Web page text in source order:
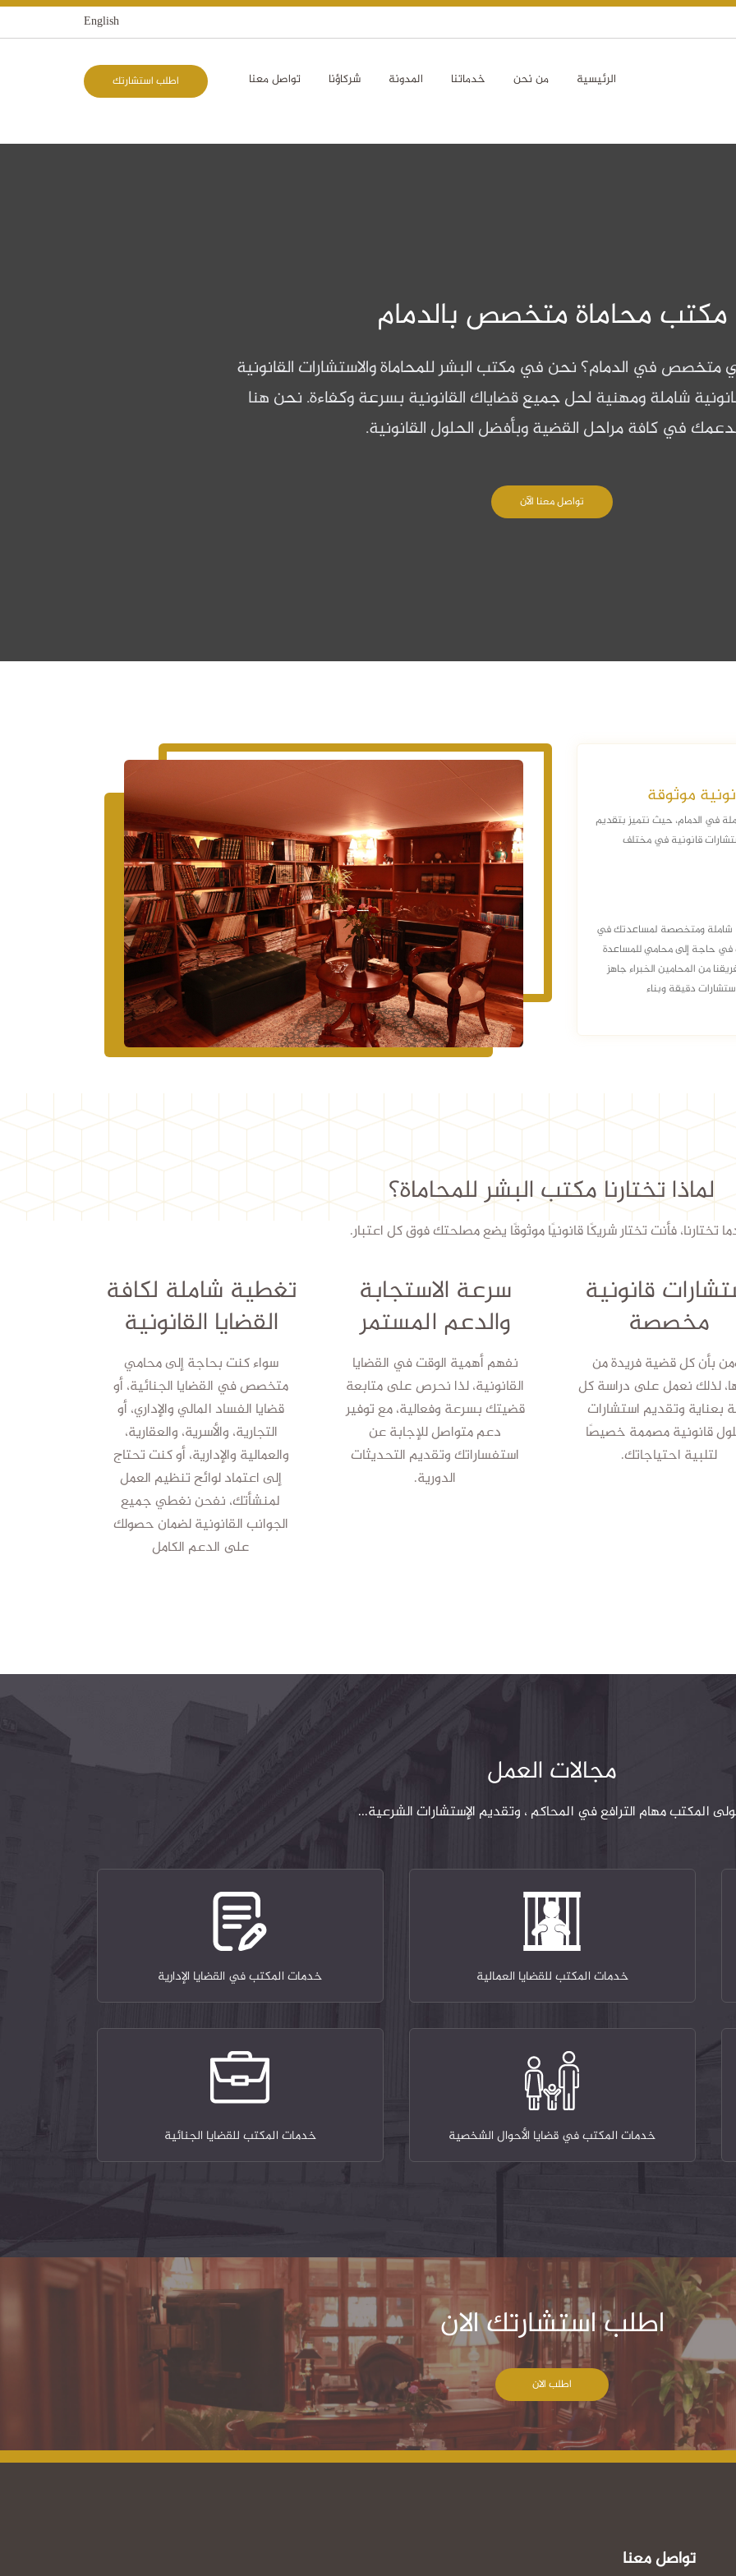
English
الرئيسية من نحن خدماتنا المدونة شركاؤنا تواصل معنا اطلب استشارتك
مكتب محاماة متخصص بالدمام
في الدمام؟ نحن في مكتب البشر للمحاماة والاستشارات القانونية
شاملة ومهنية لحل جميع قضاياك القانونية بسرعة وكفاءة. نحن هنا
في كافة مراحل القضية وبأفضل الحلول القانونية.
تواصل معنا الآن
موثوقة
في الدمام، حيث نتميز بتقديم
قانونية في مختلف
شاملة ومتخصصة لمساعدتك في
في حاجة إلى محامي للمساعدة
من المحامين الخبراء جاهز
دقيقة وبناء
لماذا تختارنا مكتب البشر للمحاماة؟
تختارنا، فأنت تختار شريكًا قانونيًا موثوقًا يضع مصلحتك فوق كل اعتبار.
قانونية
مخصصة
بأن كل قضية فريدة من
لذلك نعمل على دراسة كل
بعناية وتقديم استشارات
قانونية مصممة خصيصًا
لتلبية احتياجاتك.
سرعة الاستجابة
والدعم المستمر
نفهم أهمية الوقت في القضايا
القانونية، لذا نحرص على متابعة
قضيتك بسرعة وفعالية، مع توفير
دعم متواصل للإجابة عن
استفساراتك وتقديم التحديثات
الدورية.
تغطية شاملة لكافة
القضايا القانونية
سواء كنت بحاجة إلى محامي
متخصص في القضايا الجنائية، أو
قضايا الفساد المالي والإداري، أو
التجارية، والأسرية، والعقارية،
والعمالية والإدارية، أو كنت تحتاج
إلى اعتماد لوائح تنظيم العمل
لمنشأتك، نفحن نغطي جميع
الجوانب القانونية لضمان حصولك
على الدعم الكامل
مجالات العمل
المكتب مهام الترافع في المحاكم ، وتقديم الإستشارات الشرعية...
خدمات المكتب للقضايا العمالية خدمات المكتب في القضايا الإدارية
خدمات المكتب في قضايا الأحوال الشخصية خدمات المكتب للقضايا الجنائية
اطلب استشارتك الان
اطلب الان
تواصل معنا